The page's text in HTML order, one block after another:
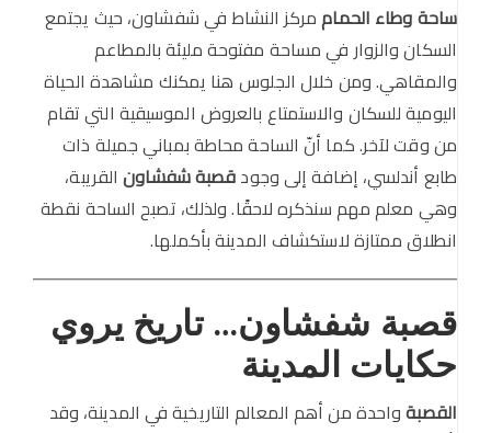
ساحة وطاء الحماممركز النشاط في شفشاون، حيث يجتمع
السكان والزوار في مساحة مفتوحة مليئة بالمطاعم
والمقاهي. ومن خلال الجلوس هنا يمكنك مشاهدة الحياة
اليومية للسكان والاستمتاع بالعروض الموسيقية التي تقام
من وقت لآخر. كما أنّ الساحة محاطة بمباني جميلة ذات
طابع أندلسي، إضافة إلى وجودقصبة شفشاونالقريبة،
وهي معلم مهم سنذكره لاحقًا. ولذلك، تصبح الساحة نقطة
انطلاق ممتازة لاستكشاف المدينة بأكملها.
قصبة شفشاون… تاريخ يروي
حكايات المدينة
القصبةواحدة من أهم المعالم التاريخية في المدينة، وقد